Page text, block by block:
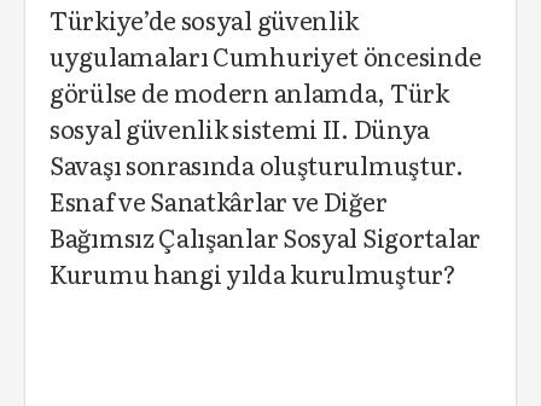
Türkiye’de sosyal güvenlik
uygulamaları Cumhuriyet öncesinde
görülse de modern anlamda, Türk
sosyal güvenlik sistemi II. Dünya
Savaşı sonrasında oluşturulmuştur.
Esnaf ve Sanatkârlar ve Diğer
Bağımsız Çalışanlar Sosyal Sigortalar
Kurumu hangi yılda kurulmuştur?